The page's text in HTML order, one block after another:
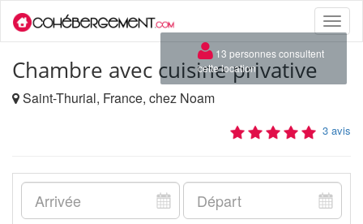
Toggle
Chambre avec cuisine privative
Saint-Thurial, France, chez Noam
3 avis
×
13 personnes consultent
cette location